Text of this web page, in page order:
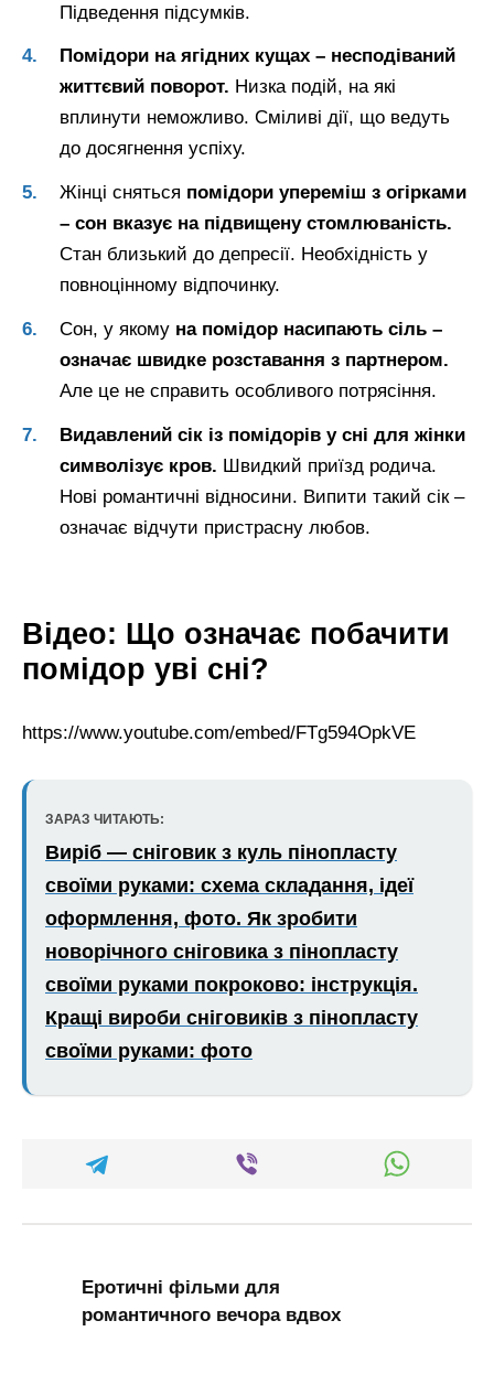
Підведення підсумків.
Помідори на ягідних кущах – несподіваний
життєвий поворот. Низка подій, на які
вплинути неможливо. Сміливі дії, що ведуть
до досягнення успіху.
Жінці сняться помідори упереміш з огірками
– сон вказує на підвищену стомлюваність.
Стан близький до депресії. Необхідність у
повноцінному відпочинку.
Сон, у якому на помідор насипають сіль –
означає швидке розставання з партнером.
Але це не справить особливого потрясіння.
Видавлений сік із помідорів у сні для жінки
символізує кров. Швидкий приїзд родича.
Нові романтичні відносини. Випити такий сік –
означає відчути пристрасну любов.
Відео: Що означає побачити
помідор уві сні?
https://www.youtube.com/embed/FTg594OpkVE
ЗАРАЗ ЧИТАЮТЬ:
Виріб — сніговик з куль пінопласту
своїми руками: схема складання, ідеї
оформлення, фото. Як зробити
новорічного сніговика з пінопласту
своїми руками покроково: інструкція.
Кращі вироби сніговиків з пінопласту
своїми руками: фото
Еротичні фільми для
романтичного вечора вдвох